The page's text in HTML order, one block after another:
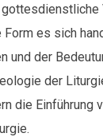
es sich
und der
der
die Einführung